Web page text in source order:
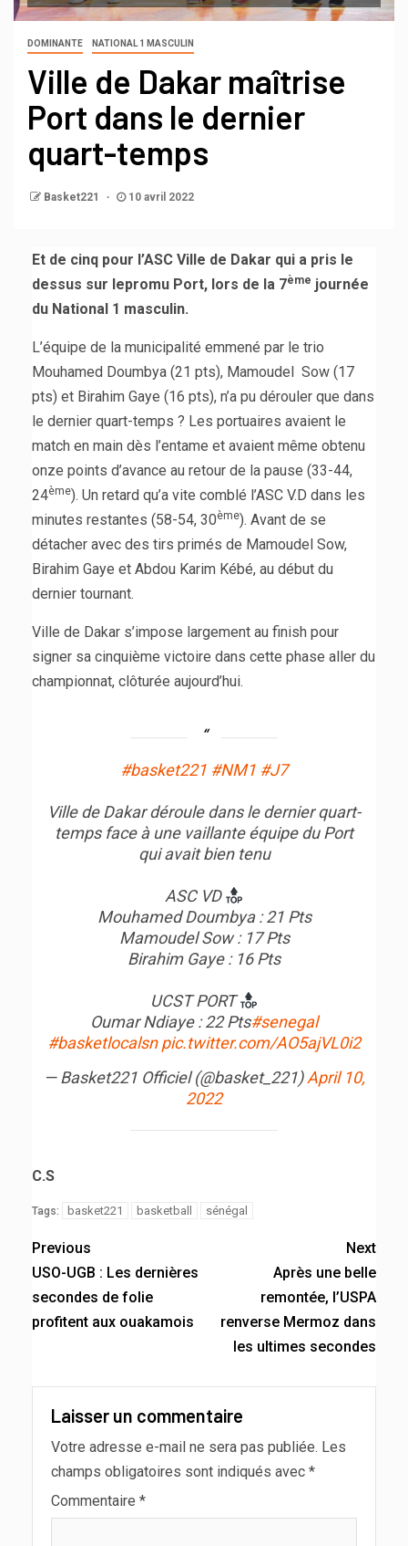
DOMINANTE NATIONAL 1 MASCULIN
Ville de Dakar maîtrise
Port dans le dernier
quart-temps
Basket221 10 avril 2022
Et de cinq pour l’ASC Ville de Dakar qui a pris le
dessus sur lepromu Port, lors de la 7ème journée
du National 1 masculin.
L’équipe de la municipalité emmené par le trio
Mouhamed Doumbya (21 pts), Mamoudel Sow (17
pts) et Birahim Gaye (16 pts), n’a pu dérouler que dans
le dernier quart-temps ? Les portuaires avaient le
match en main dès l’entame et avaient même obtenu
onze points d’avance au retour de la pause (33-44,
24ème). Un retard qu’a vite comblé l’ASC V.D dans les
minutes restantes (58-54, 30ème). Avant de se
détacher avec des tirs primés de Mamoudel Sow,
Birahim Gaye et Abdou Karim Kébé, au début du
dernier tournant.
Ville de Dakar s’impose largement au finish pour
signer sa cinquième victoire dans cette phase aller du
championnat, clôturée aujourd’hui.
#basket221 #NM1 #J7
Ville de Dakar déroule dans le dernier quart-
temps face à une vaillante équipe du Port
qui avait bien tenu
ASC VD
Mouhamed Doumbya : 21 Pts
Mamoudel Sow : 17 Pts
Birahim Gaye : 16 Pts
UCST PORT
Oumar Ndiaye : 22 Pts#senegal
#basketlocalsn pic.twitter.com/AO5ajVL0i2
— Basket221 Officiel (@basket_221)April 10,
2022
C.S
Tags: basket221 basketball sénégal
Previous
USO-UGB : Les dernières
secondes de folie
profitent aux ouakamois
Next
Après une belle
remontée, l’USPA
renverse Mermoz dans
les ultimes secondes
Laisser un commentaire
Votre adresse e-mail ne sera pas publiée. Les
champs obligatoires sont indiqués avec *
Commentaire *